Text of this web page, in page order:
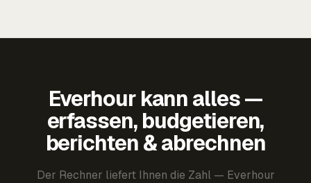
Everhour kann alles —
erfassen, budgetieren,
berichten & abrechnen
Der Rechner liefert Ihnen die Zahl — Everhour